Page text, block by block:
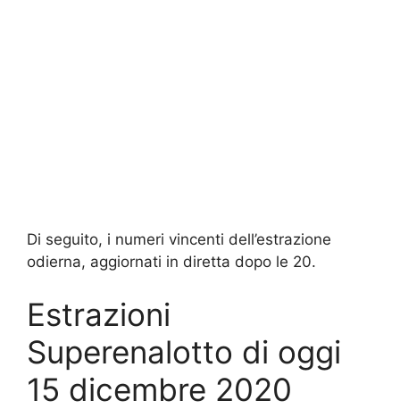
Di seguito, i numeri vincenti dell’estrazione
odierna, aggiornati in diretta dopo le 20.
Estrazioni
Superenalotto di oggi
15 dicembre 2020